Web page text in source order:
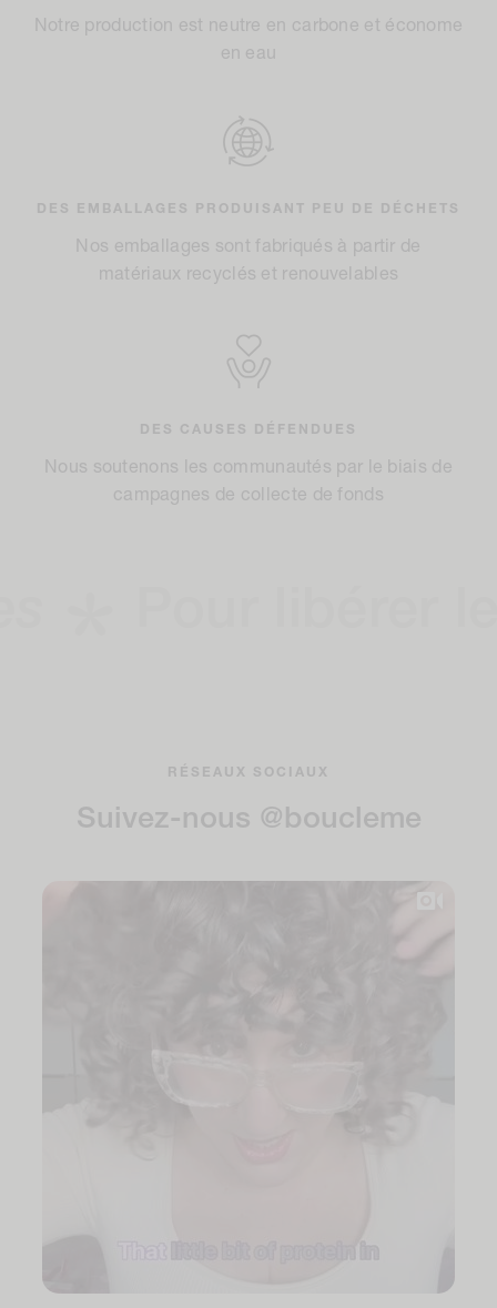
Notre production est neutre en carbone et économe
en eau
DES EMBALLAGES PRODUISANT PEU DE DÉCHETS
Nos emballages sont fabriqués à partir de
matériaux recyclés et renouvelables
DES CAUSES DÉFENDUES
Nous soutenons les communautés par le biais de
campagnes de collecte de fonds
RÉSEAUX SOCIAUX
Suivez-nous @boucleme